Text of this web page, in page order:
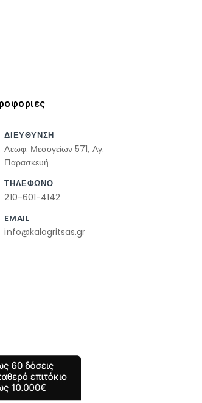
ΔΙΕΥΘΥΝΣΗ
Λεωφ. Μεσογείων 571, Αγ.
Παρασκευή
ΤΗΛΕΦΩΝΟ
210-601-4142
EMAIL
info@kalogritsas.gr